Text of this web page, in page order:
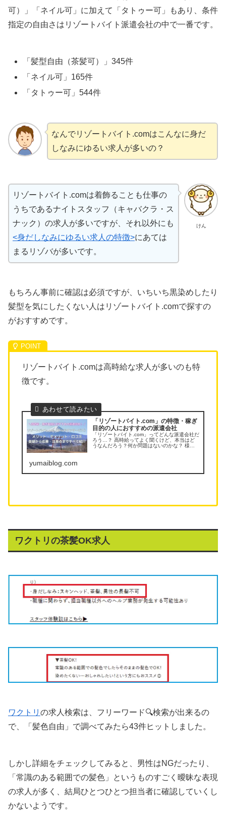
可）」「ネイル可」に加えて「タトゥー可」もあり、条件
指定の自由さはリゾートバイト派遣会社の中で一番です。
「髪型自由（茶髪可）」345件
「ネイル可」165件
「タトゥー可」544件
なんでリゾートバイト.comはこんなに身だ
しなみにゆるい求人が多いの？
けん
リゾートバイト.comは着飾ることも仕事の
うちであるナイトスタッフ（キャバクラ・ス
ナック）の求人が多いですが、それ以外にも
<身だしなみにゆるい求人の特徴>にあては
まるリゾバが多いです。
もちろん事前に確認は必須ですが、いちいち黒染めしたり
髪型を気にしたくない人はリゾートバイト.comで探すの
がおすすめです。
リゾートバイト.comは高時給な求人が多いのも特
徴です。
「リゾートバイト.com」の特徴・稼ぎ
目的の人におすすめの派遣会社
「リゾートバイト.com」ってどんな派遣会社だ
ろう…？ 高時給ってよく聞くけど、本当はど
うなんだろう？何か問題はないのかな？ 様々
yumaiblog.com
ワクトリの茶髪OK求人
ワクトリ の求人検索は、フリーワード🔍検索が出来るの
で、「髪色自由」で調べてみたら43件ヒットしました。
しかし詳細をチェックしてみると、男性はNGだったり、
「常識のある範囲での髪色」というものすごく曖昧な表現
の求人が多く、結局ひとつひとつ担当者に確認していくし
かないようです。